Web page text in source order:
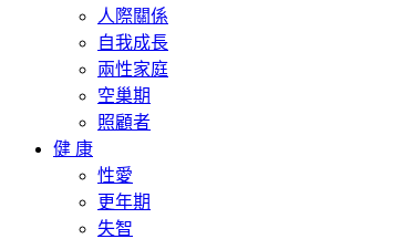
人際關係
自我成長
兩性家庭
空巢期
照顧者
健 康
性愛
更年期
失智